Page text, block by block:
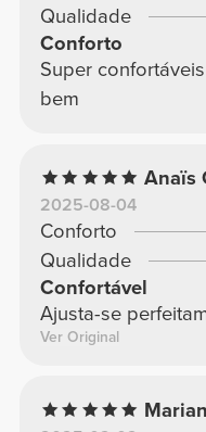
Qualidade
Conforto
Super
bem
Anaïs
2025-08-04
Conforto
Qualidade
Confortável
Ajusta-se
Ver Original